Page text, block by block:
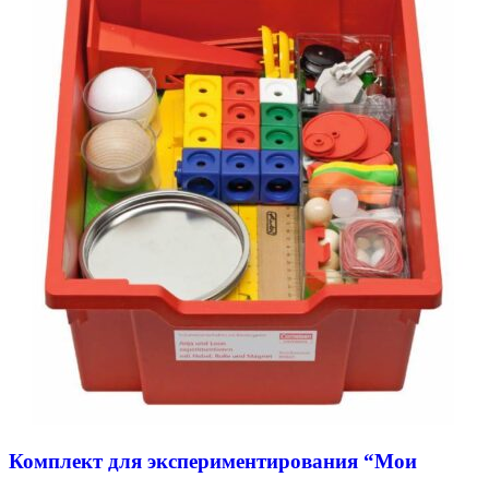
Комплект для экспериментирования “Мои